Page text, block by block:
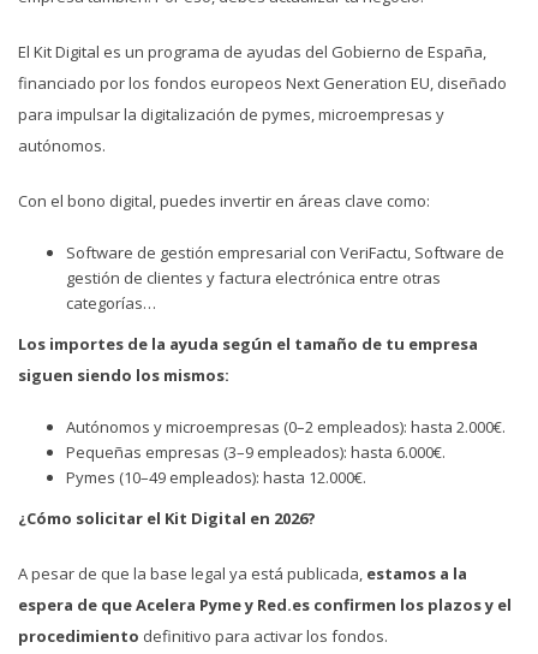
El Kit Digital es un programa de ayudas del Gobierno de España,
financiado por los fondos europeos Next Generation EU, diseñado
para impulsar la digitalización de pymes, microempresas y
autónomos.
Con el bono digital, puedes invertir en áreas clave como:
Software de gestión empresarial con VeriFactu, Software de
gestión de clientes y factura electrónica entre otras
categorías…
Los importes de la ayuda según el tamaño de tu empresa
siguen siendo los mismos:
Autónomos y microempresas (0–2 empleados): hasta 2.000€.
Pequeñas empresas (3–9 empleados): hasta 6.000€.
Pymes (10–49 empleados): hasta 12.000€.
¿Cómo solicitar el Kit Digital en 2026?
A pesar de que la base legal ya está publicada, estamos a la
espera de que Acelera Pyme y Red.es confirmen los plazos y el
procedimiento definitivo para activar los fondos.